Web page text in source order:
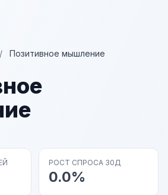
/ Позитивное мышление
РОСТ СПРОСА 30Д
0.0%